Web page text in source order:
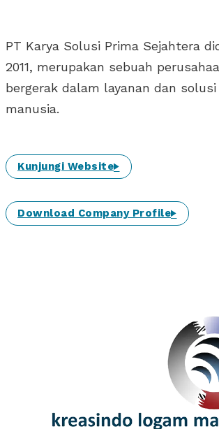
PT Karya Solusi Prima Sejahtera
2011, merupakan sebuah
bergerak dalam layanan dan
manusia.
Kunjungi Website
Download Company Profile